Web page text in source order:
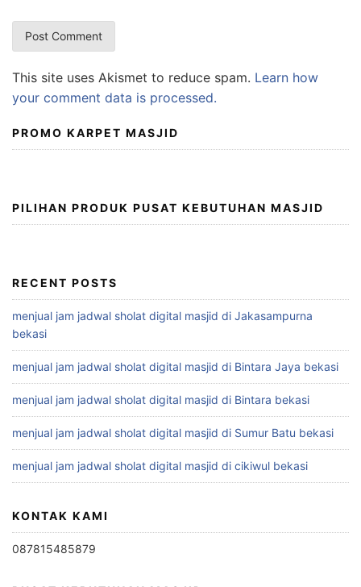
This site uses Akismet to reduce spam. Learn how
your comment data is processed.
PROMO KARPET MASJID
PILIHAN PRODUK PUSAT KEBUTUHAN MASJID
RECENT POSTS
menjual jam jadwal sholat digital masjid di Jakasampurna
bekasi
menjual jam jadwal sholat digital masjid di Bintara Jaya bekasi
menjual jam jadwal sholat digital masjid di Bintara bekasi
menjual jam jadwal sholat digital masjid di Sumur Batu bekasi
menjual jam jadwal sholat digital masjid di cikiwul bekasi
KONTAK KAMI
087815485879